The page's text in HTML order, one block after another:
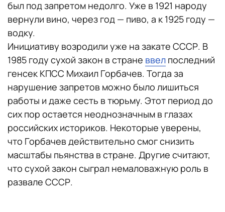
был под запретом недолго. Уже в 1921 народу
вернули вино, через год — пиво, а к 1925 году —
водку.
Инициативу возродили уже на закате СССР. В
1985 году сухой закон в стране ввел последний
генсек КПСС Михаил Горбачев. Тогда за
нарушение запретов можно было лишиться
работы и даже сесть в тюрьму. Этот период до
сих пор остается неоднозначным в глазах
российских историков. Некоторые уверены,
что Горбачев действительно смог снизить
масштабы пьянства в стране. Другие считают,
что сухой закон сыграл немаловажную роль в
развале СССР.